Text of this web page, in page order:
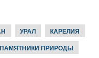
УРАЛ КАРЕЛИЯ
ПАМЯТНИКИ ПРИРОДЫ